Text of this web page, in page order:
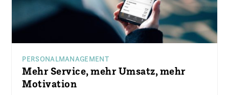
PERSONALMANAGEMENT
Mehr Service, mehr Umsatz, mehr
Motivation